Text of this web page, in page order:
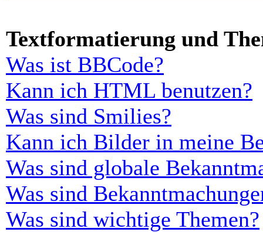
Textformatierung und
Was ist BBCode?
Kann ich HTML benutzen?
Was sind Smilies?
Kann ich Bilder in meine
Was sind globale
Was sind
Was sind wichtige Themen?